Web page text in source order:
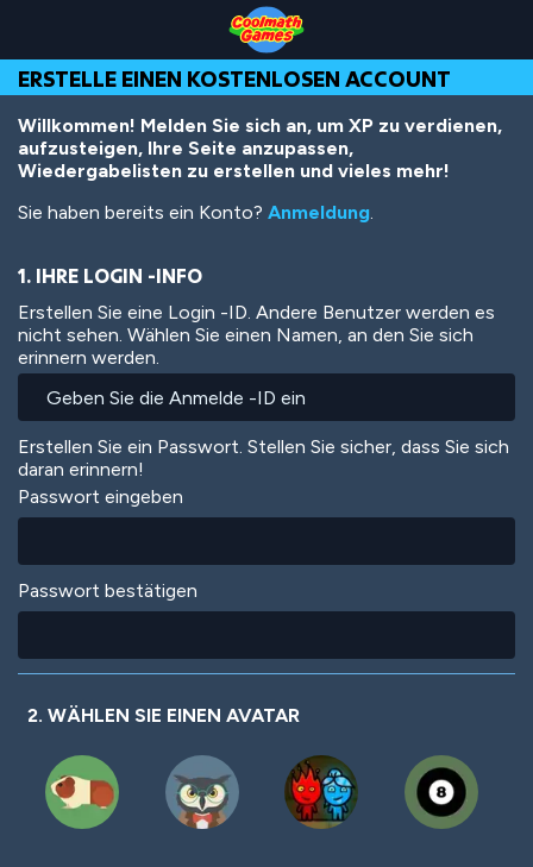
Top
of
Page
Navigation
Main
Content
Footer
Inhalt
ERSTELLE EINEN KOSTENLOSEN ACCOUNT
Willkommen! Melden Sie sich an, um XP zu verdienen,
aufzusteigen, Ihre Seite anzupassen,
Wiedergabelisten zu erstellen und vieles mehr!
Sie haben bereits ein Konto? Anmeldung.
1. IHRE LOGIN -INFO
Erstellen Sie eine Login -ID. Andere Benutzer werden es
nicht sehen. Wählen Sie einen Namen, an den Sie sich
erinnern werden.
Erstellen Sie ein Passwort. Stellen Sie sicher, dass Sie sich
daran erinnern!
Passwort eingeben
Passwort bestätigen
2. WÄHLEN SIE EINEN AVATAR